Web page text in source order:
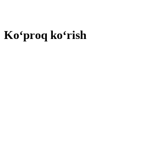
Ko‘proq ko‘rish